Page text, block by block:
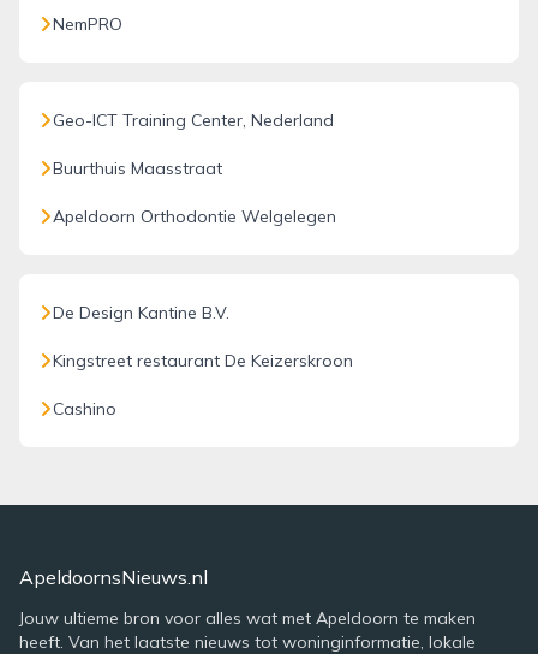
NemPRO
Geo-ICT Training Center, Nederland
Buurthuis Maasstraat
Apeldoorn Orthodontie Welgelegen
De Design Kantine B.V.
Kingstreet restaurant De Keizerskroon
Cashino
ApeldoornsNieuws.nl
Jouw ultieme bron voor alles wat met Apeldoorn te maken
heeft. Van het laatste nieuws tot woninginformatie, lokale